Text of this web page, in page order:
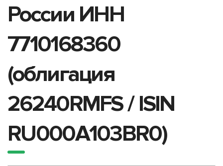
России ИНН
7710168360
(облигация
26240RMFS / ISIN
RU000A103BR0)